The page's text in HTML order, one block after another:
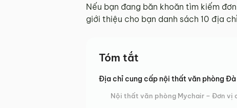
Nếu bạn đang băn khoăn tìm kiếm
giới thiệu cho bạn danh sách 10 địa
Tóm tắt
Địa chỉ cung cấp nội thất văn phòng
Nội thất văn phòng Mychair – Đơn